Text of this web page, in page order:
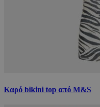
Καρό bikini top από M&S